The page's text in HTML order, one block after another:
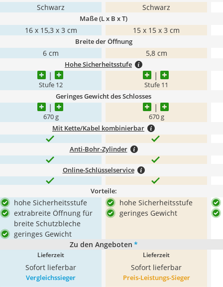
Schwarz Schwarz
Maße (L x B x T)
16 x 15,3 x 3 cm 15 x 15 x 3 cm
Breite der Öffnung
6 cm 5,8 cm
Hohe Sicherheitsstufe
Stufe 12 Stufe 11
Geringes Gewicht des Schlosses
670 g 670 g
Mit Kette/Kabel kombinierbar
Anti-Bohr-Zylinder
Online-Schlüsselservice
Vorteile:
hohe Sicherheitsstufe
extrabreite Öffnung für
breite Schutzbleche
geringes Gewicht
hohe Sicherheitsstufe
geringes Gewicht
Zu den Angeboten *
Lieferzeit
Sofort lieferbar
Lieferzeit
Sofort lieferbar
Vergleichssieger Preis-Leistungs-Sieger